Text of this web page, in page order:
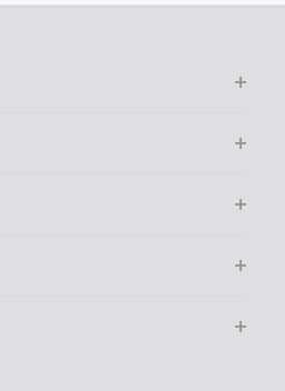
务必清空自己的购物车。
为我们无法处理超过100天的交易。